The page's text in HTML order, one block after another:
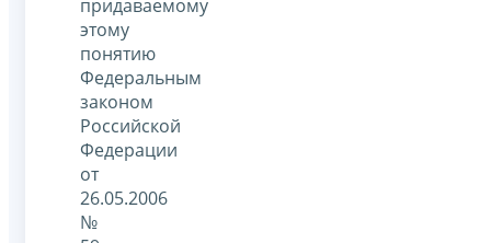
придаваемому
этому
понятию
Федеральным
законом
Российской
Федерации
от
26.05.2006
№